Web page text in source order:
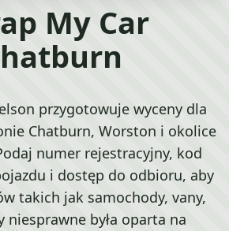
My Car
przygotowuje wyceny dla
Chatburn, Worston i okolice
numer rejestracyjny, kod
i dostęp do odbioru, aby
takich jak samochody, vany,
niesprawne była oparta na